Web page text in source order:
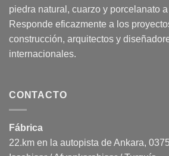
piedra natural, cuarzo y porcelanato
Responde eficazmente a los
construcción, arquitectos y
internacionales.
CONTACTO
Fábrica
22.km en la autopista de Ankara,